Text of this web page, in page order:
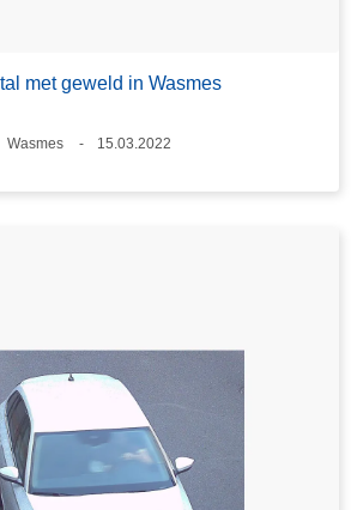
met geweld in Wasmes
Plaats
Wasmes
15.03.2022